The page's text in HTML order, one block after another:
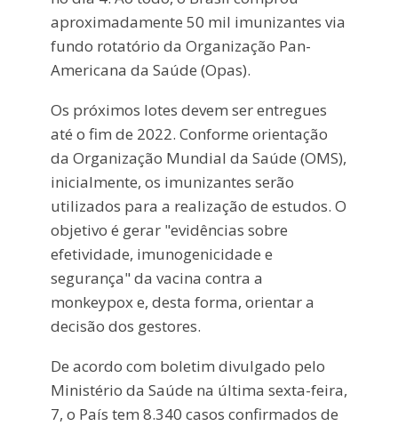
aproximadamente 50 mil imunizantes via
fundo rotatório da Organização Pan-
Americana da Saúde (Opas).
Os próximos lotes devem ser entregues
até o fim de 2022. Conforme orientação
da Organização Mundial da Saúde (OMS),
inicialmente, os imunizantes serão
utilizados para a realização de estudos. O
objetivo é gerar "evidências sobre
efetividade, imunogenicidade e
segurança" da vacina contra a
monkeypox e, desta forma, orientar a
decisão dos gestores.
De acordo com boletim divulgado pelo
Ministério da Saúde na última sexta-feira,
7, o País tem 8.340 casos confirmados de